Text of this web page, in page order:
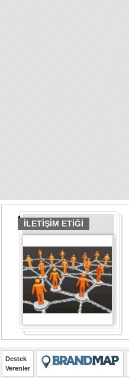
İLETİŞİM ETİĞİ
Destek
Verenler